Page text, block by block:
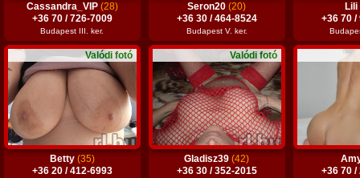
Cassandra_VIP (28)
+36 70 / 726-7009
Budapest III. ker.
Seron20(20)
+36 30 / 464-8524
Budapest V. ker.
Lili
+36 70 /
Valódi fotó
Betty (35)
+36 20 / 412-6993
Valódi fotó
Gladisz39(42)
+36 30 / 352-2015
+36 70 /